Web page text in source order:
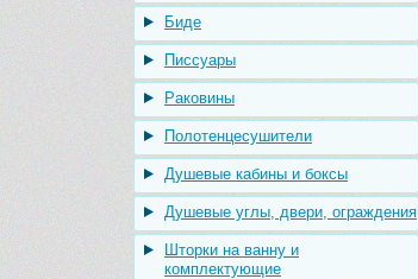
Биде
Писсуары
Раковины
Полотенцесушители
Душевые кабины и боксы
Душевые углы, двери, ограждения
Шторки на ванну и
комплектующие